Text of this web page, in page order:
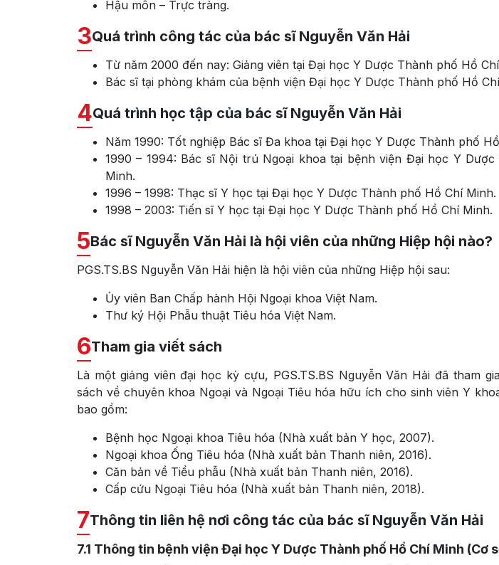
Hậu môn – Trực tràng.
3Quá trình công tác của bác sĩ Nguyễn Văn Hải
Từ năm 2000 đến nay: Giảng viên tại Đại học Y Dược Thành phố Hồ
Bác sĩ tại phòng khám của bệnh viện Đại học Y Dược Thành phố Hồ
4Quá trình học tập của bác sĩ Nguyễn Văn Hải
Năm 1990: Tốt nghiệp Bác sĩ Đa khoa tại Đại học Y Dược Thành phố
1990 – 1994: Bác sĩ Nội trú Ngoại khoa tại bệnh viện Đại học Y
Minh.
1996 – 1998: Thạc sĩ Y học tại Đại học Y Dược Thành phố Hồ Chí Minh.
1998 – 2003: Tiến sĩ Y học tại Đại học Y Dược Thành phố Hồ Chí Minh.
5Bác sĩ Nguyễn Văn Hải là hội viên của những Hiệp hội nào?
PGS.TS.BS Nguyễn Văn Hải hiện là hội viên của những Hiệp hội sau:
Ủy viên Ban Chấp hành Hội Ngoại khoa Việt Nam.
Thư ký Hội Phẫu thuật Tiêu hóa Việt Nam.
6Tham gia viết sách
Là một giảng viên đại học kỳ cựu, PGS.TS.BS Nguyễn Văn Hải đã tham
sách về chuyên khoa Ngoại và Ngoại Tiêu hóa hữu ích cho sinh viên Y
bao gồm:
Bệnh học Ngoại khoa Tiêu hóa (Nhà xuất bản Y học, 2007).
Ngoại khoa Ống Tiêu hóa (Nhà xuất bản Thanh niên, 2016).
Căn bản về Tiểu phẫu (Nhà xuất bản Thanh niên, 2016).
Cấp cứu Ngoại Tiêu hóa (Nhà xuất bản Thanh niên, 2018).
7Thông tin liên hệ nơi công tác của bác sĩ Nguyễn Văn Hải
7.1 Thông tin bệnh viện Đại học Y Dược Thành phố Hồ Chí Minh (Cơ